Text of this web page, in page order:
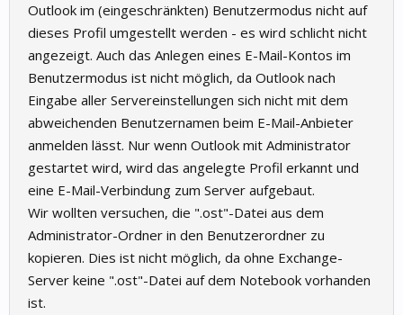
Outlook im (eingeschränkten) Benutzermodus nicht auf
dieses Profil umgestellt werden - es wird schlicht nicht
angezeigt. Auch das Anlegen eines E-Mail-Kontos im
Benutzermodus ist nicht möglich, da Outlook nach
Eingabe aller Servereinstellungen sich nicht mit dem
abweichenden Benutzernamen beim E-Mail-Anbieter
anmelden lässt. Nur wenn Outlook mit Administrator
gestartet wird, wird das angelegte Profil erkannt und
eine E-Mail-Verbindung zum Server aufgebaut.
Wir wollten versuchen, die ".ost"-Datei aus dem
Administrator-Ordner in den Benutzerordner zu
kopieren. Dies ist nicht möglich, da ohne Exchange-
Server keine ".ost"-Datei auf dem Notebook vorhanden
ist.